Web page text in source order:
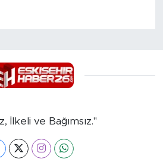
İlkeli ve Bağımsız."